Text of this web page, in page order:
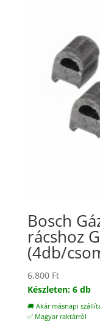
Bosch
rácshoz
(4db/
6.800 Ft
Készleten: 6 db
🚚 Akár másnapi
✅ Magyar raktárról